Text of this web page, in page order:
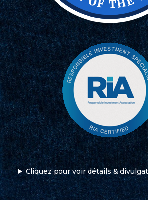
Cliquez pour voir détails &